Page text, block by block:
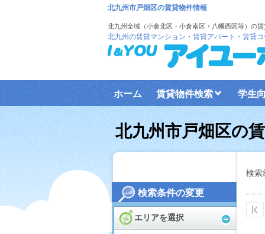
検索条件の変更
エリアを選択
北九州市戸畑区の賃貸物件情報
北九州全域（小倉北区・小倉南区・八幡西区等）の
北九州の賃貸マンション・賃貸アパート・賃貸
ホーム 賃貸物件検索 学生
北九州市戸畑区の
検索